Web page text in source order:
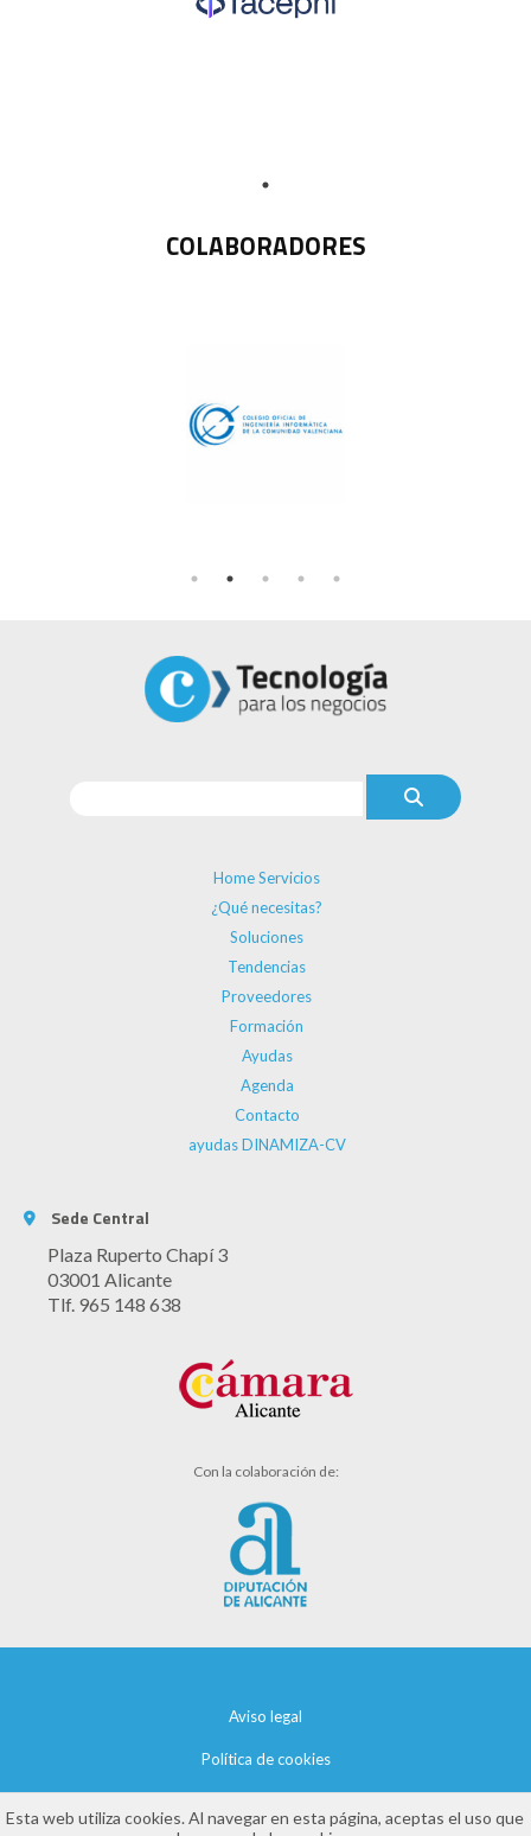
COLABORADORES
Home Servicios
¿Qué necesitas?
Soluciones
Tendencias
Proveedores
Formación
Ayudas
Agenda
Contacto
ayudas DINAMIZA-CV
Sede Central
Plaza Ruperto Chapí 3
03001 Alicante
Tlf. 965 148 638
Con la colaboración de:
Aviso legal
Política de cookies
Esta web utiliza cookies. Al navegar en esta página, aceptas el uso que